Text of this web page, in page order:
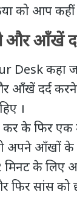
को आप
और आँखें
कहा
आँखें दर्द करने
।
के फिर एक
अपने आँखों
के लिए
फिर सांस